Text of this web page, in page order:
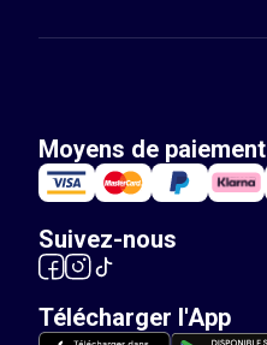
Moyens de paiement
Suivez-nous
Télécharger l'App